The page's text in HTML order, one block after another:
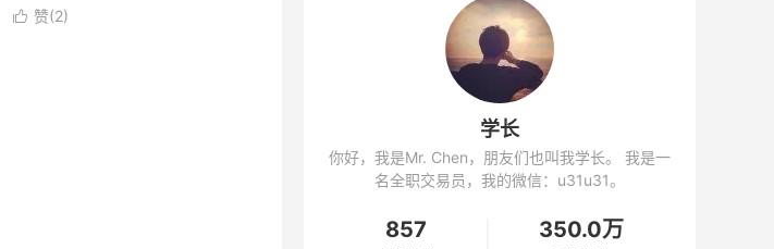
 赞(2)
学长
你好，我是Mr. Chen，朋友们也叫我学长。 我是一
名全职交易员，我的微信：u31u31。
857 350.0万